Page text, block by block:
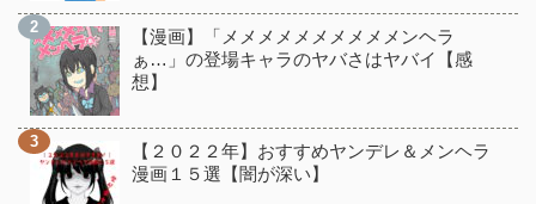
【漫画】「メメメメメメメメメメンヘラ
ぁ…」の登場キャラのヤバさはヤバイ【感
想】
【２０２２年】おすすめヤンデレ＆メンヘラ
漫画１５選【闇が深い】